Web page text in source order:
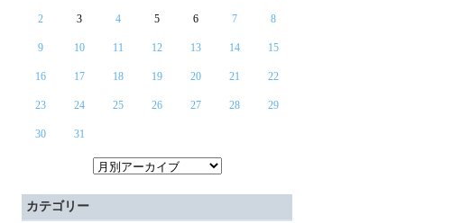
2 3 4 5 6 7 8
9 10 11 12 13 14 15
16 17 18 19 20 21 22
23 24 25 26 27 28 29
30 31
カテゴリー